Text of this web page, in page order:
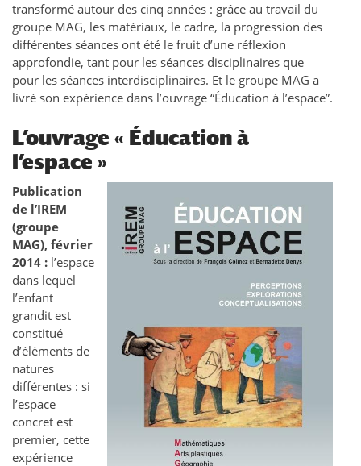
transformé autour des cinq années : grâce au travail du
groupe MAG, les matériaux, le cadre, la progression des
différentes séances ont été le fruit d’une réflexion
approfondie, tant pour les séances disciplinaires que
pour les séances interdisciplinaires. Et le groupe MAG a
livré son expérience dans l’ouvrage “Éducation à l’espace”.
L’ouvrage « Éducation à
l’espace »
Publication
de l’IREM
(groupe
MAG), février
2014 : l’espace
dans lequel
l’enfant
grandit est
constitué
d’éléments de
natures
différentes : si
l’espace
concret est
premier, cette
expérience